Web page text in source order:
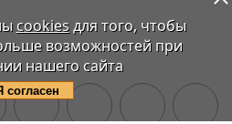
cookiesдля того, чтобы
возможностей при
нашего сайта